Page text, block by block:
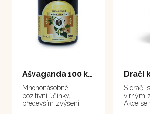
Ašvaganda 100 kapsle
Mnohonásobné
pozitivní účinky,
především zvýšení
Dračí
S dračí
virným
Akce se